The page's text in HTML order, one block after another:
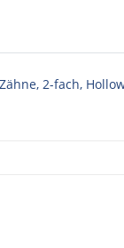
2-fach,